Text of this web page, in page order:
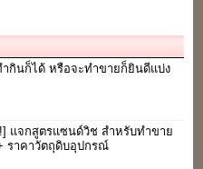
ำกินก็ได้ หรือจะทำขายก็ยินดีแบ่ง
แจกสูตรแซนด์วิช สำหรับทำขาย
ราคาวัตถุดิบอุปกรณ์